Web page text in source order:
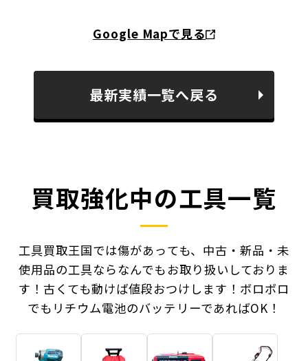
Google Mapで見る
最新実績一覧へ戻る
買取強化中の工具一覧
工具買取王国では傷があっても、中古・新品・未
使用品の工具ならなんでもお取り扱いしておりま
す！ 古くても動けば値段おつけします！ボロボロ
でもリチウム電池のバッテリーであればOK！